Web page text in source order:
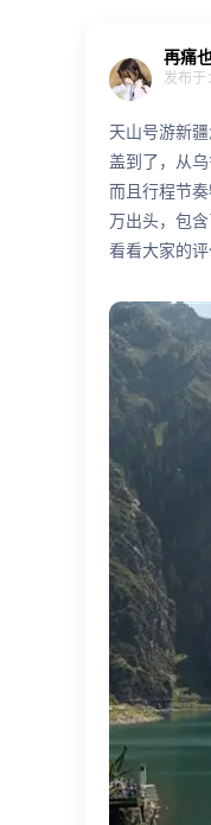
再痛
发布于
天山号游新
盖到了，从
而且行程节
万出头，包
看看大家的